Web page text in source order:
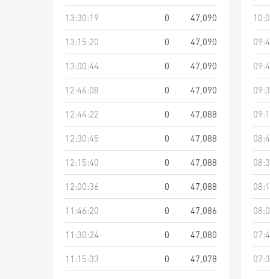
13:30:19
0
47,090
13:15:20
0
47,090
13:00:44
0
47,090
12:46:08
0
47,090
12:44:22
0
47,088
12:30:45
0
47,088
12:15:40
0
47,088
12:00:36
0
47,088
11:46:20
0
47,086
11:30:24
0
47,080
11:15:33
0
47,078